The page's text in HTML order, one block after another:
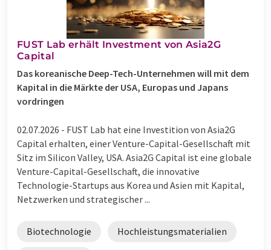
FUST Lab erhält Investment von Asia2G
Capital
Das koreanische Deep-Tech-Unternehmen will mit dem
Kapital in die Märkte der USA, Europas und Japans
vordringen
02.07.2026 - FUST Lab hat eine Investition von Asia2G
Capital erhalten, einer Venture-Capital-Gesellschaft mit
Sitz im Silicon Valley, USA. Asia2G Capital ist eine globale
Venture-Capital-Gesellschaft, die innovative
Technologie-Startups aus Korea und Asien mit Kapital,
Netzwerken und strategischer ...
Biotechnologie Hochleistungsmaterialien